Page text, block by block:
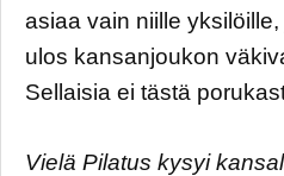
asiaa vain niille
ulos kansanjoukon
Sellaisia ei tästä
Vielä Pilatus kysyi